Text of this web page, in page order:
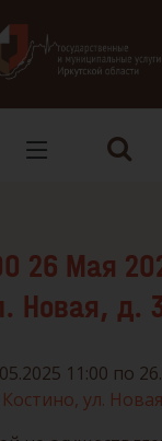
26 Мая
Новая, д.
11:00 по
Костино, ул.